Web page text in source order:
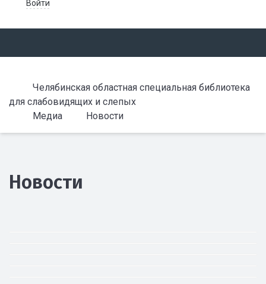
Войти
Челябинская областная специальная библиотека
для слабовидящих и слепых
Медиа
Новости
Новости